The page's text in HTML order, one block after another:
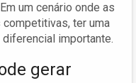
um cenário onde as
ter uma
importante.
gerar